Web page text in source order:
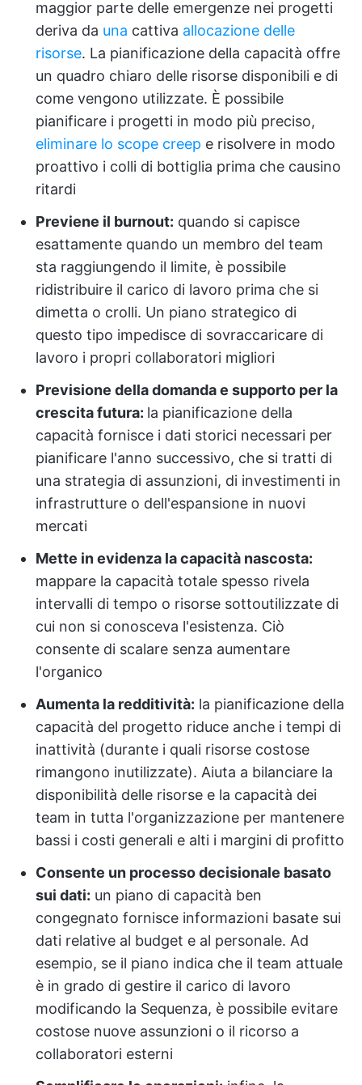
maggior parte delle emergenze nei progetti
deriva da una cattiva allocazione delle
risorse. La pianificazione della capacità offre
un quadro chiaro delle risorse disponibili e di
come vengono utilizzate. È possibile
pianificare i progetti in modo più preciso,
eliminare lo scope creep e risolvere in modo
proattivo i colli di bottiglia prima che causino
ritardi
Previene il burnout: quando si capisce
esattamente quando un membro del team
sta raggiungendo il limite, è possibile
ridistribuire il carico di lavoro prima che si
dimetta o crolli. Un piano strategico di
questo tipo impedisce di sovraccaricare di
lavoro i propri collaboratori migliori
Previsione della domanda e supporto per la
crescita futura: la pianificazione della
capacità fornisce i dati storici necessari per
pianificare l'anno successivo, che si tratti di
una strategia di assunzioni, di investimenti in
infrastrutture o dell'espansione in nuovi
mercati
Mette in evidenza la capacità nascosta:
mappare la capacità totale spesso rivela
intervalli di tempo o risorse sottoutilizzate di
cui non si conosceva l'esistenza. Ciò
consente di scalare senza aumentare
l'organico
Aumenta la redditività: la pianificazione della
capacità del progetto riduce anche i tempi di
inattività (durante i quali risorse costose
rimangono inutilizzate). Aiuta a bilanciare la
disponibilità delle risorse e la capacità dei
team in tutta l'organizzazione per mantenere
bassi i costi generali e alti i margini di profitto
Consente un processo decisionale basato
sui dati: un piano di capacità ben
congegnato fornisce informazioni basate sui
dati relative al budget e al personale. Ad
esempio, se il piano indica che il team attuale
è in grado di gestire il carico di lavoro
modificando la Sequenza, è possibile evitare
costose nuove assunzioni o il ricorso a
collaboratori esterni